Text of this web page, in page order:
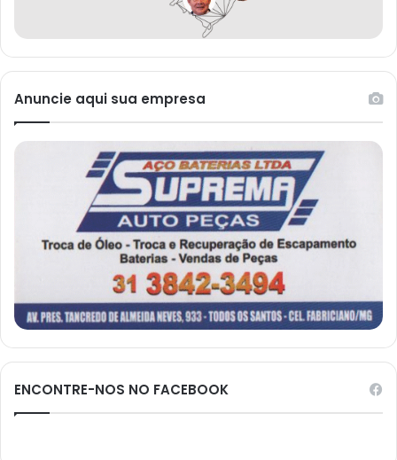
Anuncie aqui sua empresa
ENCONTRE-NOS NO FACEBOOK